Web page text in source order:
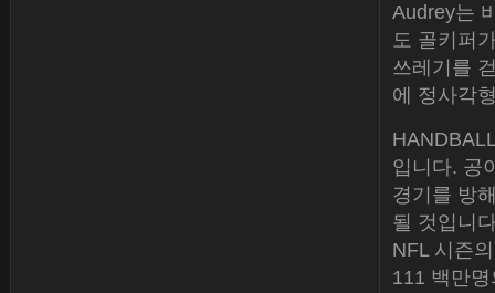
Audrey는
도 골키퍼
쓰레기를
에 정사각
입니다. 공
경기를 방
될 것입니
NFL 시즌
111 백만